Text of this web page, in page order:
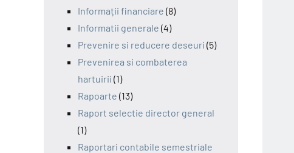
Informații financiare (8)
Informatii generale (4)
Prevenire si reducere deseuri (5)
Prevenirea si combaterea
hartuirii (1)
Rapoarte (13)
Raport selectie director general
(1)
Raportari contabile semestriale